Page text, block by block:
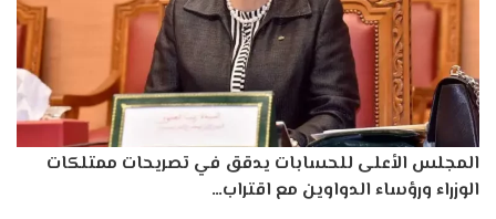
المجلس الأعلى للحسابات يدقق في تصريحات ممتلكات
الوزراء ورؤساء الدواوين مع اقتراب…